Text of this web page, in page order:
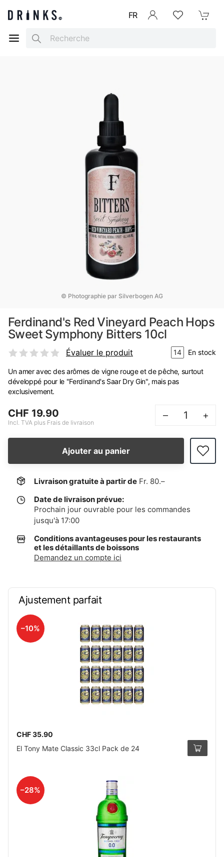
FR
Search
© Photographie par Silverbogen AG
Ferdinand's Red Vineyard Peach Hops
Sweet Symphony Bitters 10cl
Évaluer le produit 14 En stock
Un amer avec des arômes de vigne rouge et de pêche, surtout
développé pour le "Ferdinand's Saar Dry Gin", mais pas
exclusivement.
CHF 19.90
Incl. TVA plus Frais de livraison
– +
Ajouter au panier
Livraison gratuite à partir de Fr. 80.–
Date de livraison prévue:
Prochain jour ouvrable pour les commandes
jusqu'à 17:00
Conditions avantageuses pour les restaurants
et les détaillants de boissons
Demandez un compte ici
Ajustement parfait
–10%
CHF 35.90
El Tony Mate Classic 33cl Pack de 24
–28%